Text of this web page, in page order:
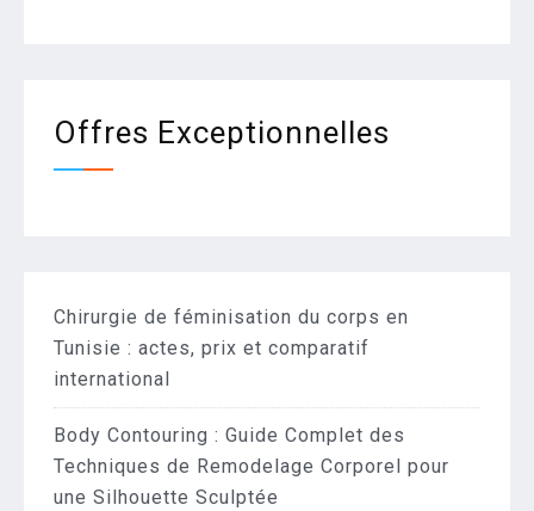
Offres Exceptionnelles
Chirurgie de féminisation du corps en
Tunisie : actes, prix et comparatif
international
Body Contouring : Guide Complet des
Techniques de Remodelage Corporel pour
une Silhouette Sculptée